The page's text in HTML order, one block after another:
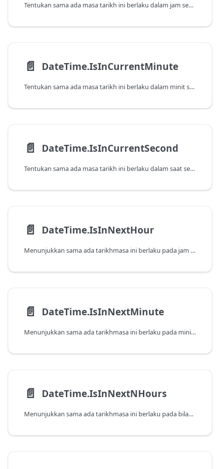
Tentukan sama ada masa tarikh ini berlaku dalam jam semasa kerana ia ditentukan oleh tarikh dan masa semasa dalam sistem.
📄️ DateTime.IsInCurrentMinute
Tentukan sama ada masa tarikh ini berlaku dalam minit semasa kerana ia ditentukan oleh tarikh dan masa semasa dalam sistem.
📄️ DateTime.IsInCurrentSecond
Tentukan sama ada masa tarikh ini berlaku dalam saat semasa kerana ia ditentukan oleh tarikh dan masa semasa dalam sistem.
📄️ DateTime.IsInNextHour
Menunjukkan sama ada tarikhmasa ini berlaku pada jam seterusnya, seperti yang ditentukan oleh tarikh dan masa pada sistem. Ambil perhatian bahawa fungsi ini akan mengembalikan false apabila dihantar nilai yang berlaku pada jam semasa.
📄️ DateTime.IsInNextMinute
Menunjukkan sama ada tarikhmasa ini berlaku pada minit seterusnya, seperti yang ditentukan oleh tarikh dan masa pada sistem. Ambil perhatian bahawa fungsi ini akan mengembalikan false apabila dihantar nilai yang berlaku pada minit semasa.
📄️ DateTime.IsInNextNHours
Menunjukkan sama ada tarikhmasa ini berlaku pada bilangan jam seterusnya, seperti yang ditentukan oleh tarikh dan masa pada sistem. Ambil perhatian bahawa fungsi ini akan mengembalikan false apabila dihantar nilai yang berlaku pada jam semasa.